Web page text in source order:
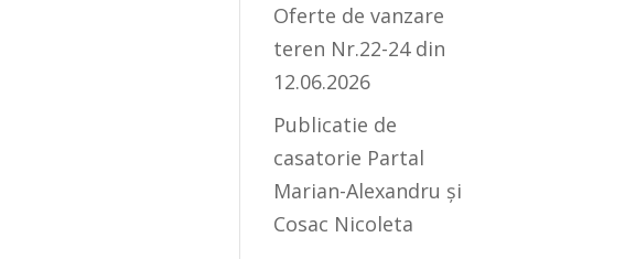
Oferte de vanzare
teren Nr.22-24 din
12.06.2026
Publicatie de
casatorie Partal
Marian-Alexandru și
Cosac Nicoleta